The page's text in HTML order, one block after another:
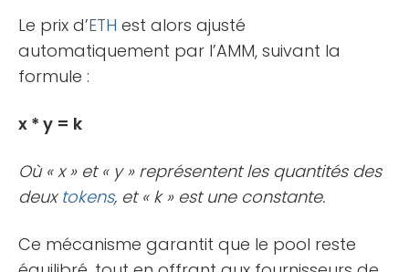
Le prix d’ETH est alors ajusté
automatiquement par l’AMM, suivant la
formule :
x * y = k
Où « x » et « y » représentent les quantités des
deux tokens, et « k » est une constante.
Ce mécanisme garantit que le pool reste